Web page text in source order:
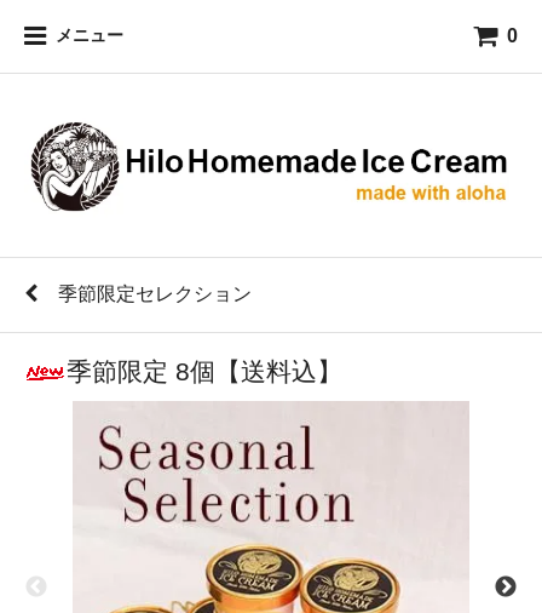
メニュー 0
季節限定セレクション
季節限定 8個【送料込】